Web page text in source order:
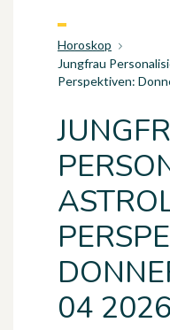
Horoskop
Jungfrau
Perspektiven:
04 2026